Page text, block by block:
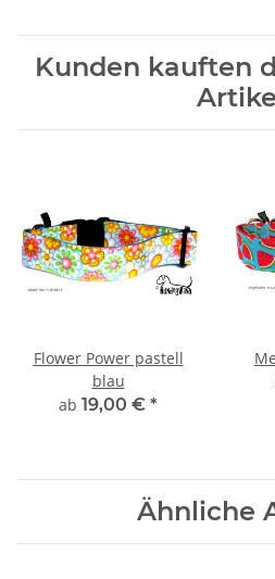
Kunden kauften
Flower Power pastell
blau
ab 19,00 € *
Ähnliche